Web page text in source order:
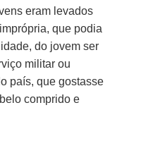
eram levados
que podia
do jovem ser
militar ou
país, que gostasse
comprido e